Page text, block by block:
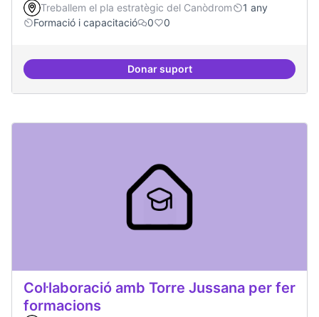
Treballem el pla estratègic del Canòdrom
1 any
Formació i capacitació
0 0
Donar suportTallers de col·laboració
Col·laboració amb Torre Jussana per fer
formacions